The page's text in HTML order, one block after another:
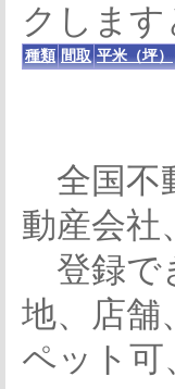
クします
種類 間取 平米（坪）
全国不
動産会社
登録で
地、店舗
ペット可